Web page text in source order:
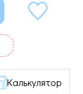
Калькулятор